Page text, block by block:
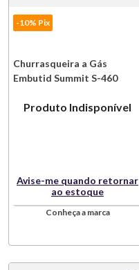
-10% Pix
Churrasqueira a Gás
Embutid Summit S-460
Produto Indisponível
Avise-me quando retornar
ao estoque
Conheça a marca